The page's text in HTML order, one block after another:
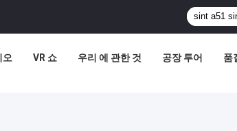
오 VR 쇼 우리 에 관한 것 공장 투어 품